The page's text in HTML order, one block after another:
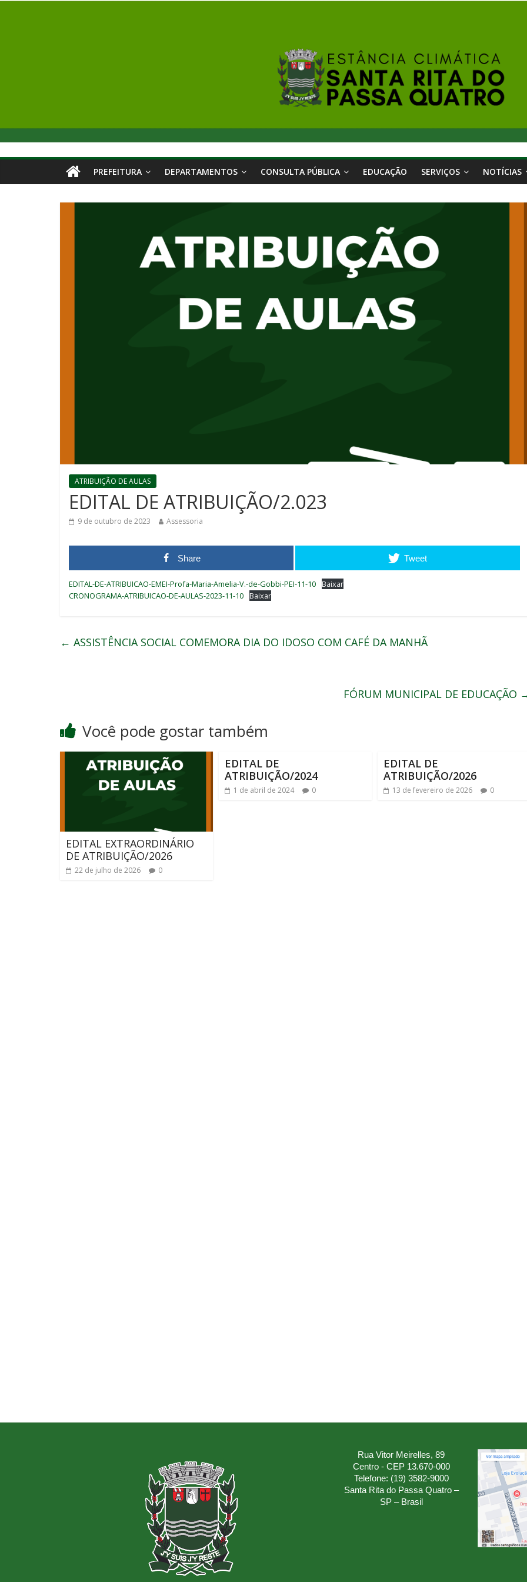
PREFEITURA DEPARTAMENTOS CONSULTA PÚBLICA EDUCAÇÃO SERVIÇOS NOTÍCIAS
ATRIBUIÇÃO DE AULAS
EDITAL DE ATRIBUIÇÃO/2.023
9 de outubro de 2023 Assessoria
Share Tweet
EDITAL-DE-ATRIBUICAO-EMEI-Profa-Maria-Amelia-V.-de-Gobbi-PEI-11-10 Baixar
CRONOGRAMA-ATRIBUICAO-DE-AULAS-2023-11-10 Baixar
← ASSISTÊNCIA SOCIAL COMEMORA DIA DO IDOSO COM CAFÉ DA MANHÃ
FÓRUM MUNICIPAL DE EDUCAÇÃO
Você pode gostar também
EDITAL EXTRAORDINÁRIO
DE ATRIBUIÇÃO/2026
22 de julho de 2026 0
EDITAL DE
ATRIBUIÇÃO/2024
1 de abril de 2024 0
EDITAL DE
ATRIBUIÇÃO/2026
13 de fevereiro de 2026 0
Rua Vitor Meirelles, 89
Centro - CEP 13.670-000
Telefone: (19) 3582-9000
Santa Rita do Passa Quatro –
SP – Brasil